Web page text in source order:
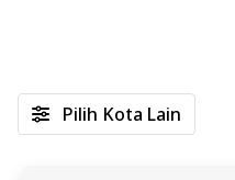
Pilih Kota Lain